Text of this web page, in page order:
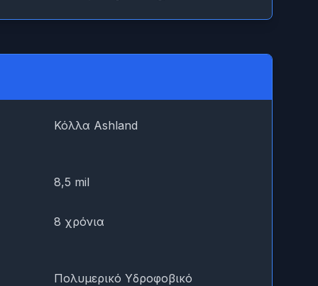
Κόλλα Ashland
8,5 mil
8 χρόνια
Πολυμερικό Υδροφοβικό